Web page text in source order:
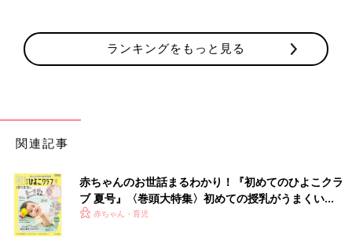
ランキングをもっと見る
関連記事
赤ちゃんのお世話まるわかり！『初めてのひよこクラ
ブ 夏号』〈巻頭大特集〉初めての授乳がうまくい
く！ おっぱい・ミルクの基本と夏のトラブル 解決テ
赤ちゃん・育児